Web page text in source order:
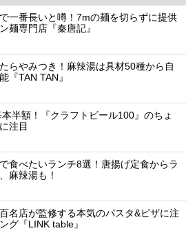
一番長いと噂！7mの麺を切らずに提供
麺専門店『秦唐記』
らやみつき！麻辣湯は具材50種から自
『TAN TAN』
半額！『クラフトビール100』のちょ
注目
食べたいランチ8選！唐揚げ定食からラ
麻辣湯も！
名店が監修する本気のパスタ&ピザに注
グ『LINK table』